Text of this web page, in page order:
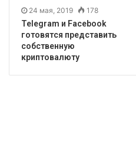
24 мая, 2019 178
Telegram и Facebook
готовятся представить
собственную
криптовалюту